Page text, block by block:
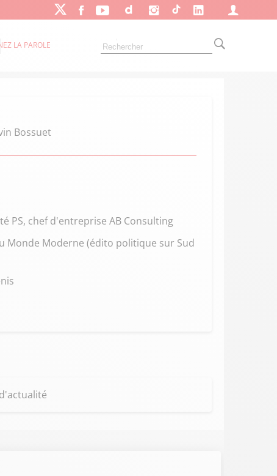
LA PAROLE
Bossuet
PS, chef d'entreprise AB Consulting
Monde Moderne (édito politique sur Sud